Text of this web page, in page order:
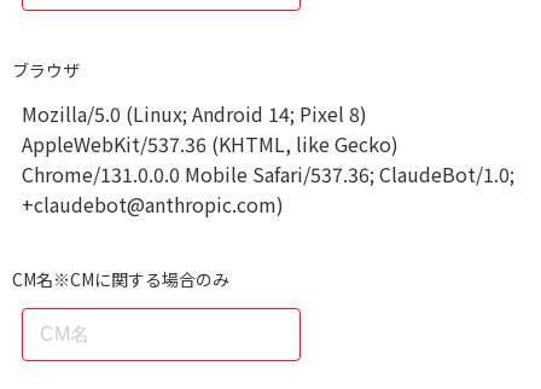
ブラウザ
Mozilla/5.0 (Linux; Android 14; Pixel 8)
AppleWebKit/537.36 (KHTML, like Gecko)
Chrome/131.0.0.0 Mobile Safari/537.36; ClaudeBot/1.0;
+claudebot@anthropic.com)
CM名※CMに関する場合のみ